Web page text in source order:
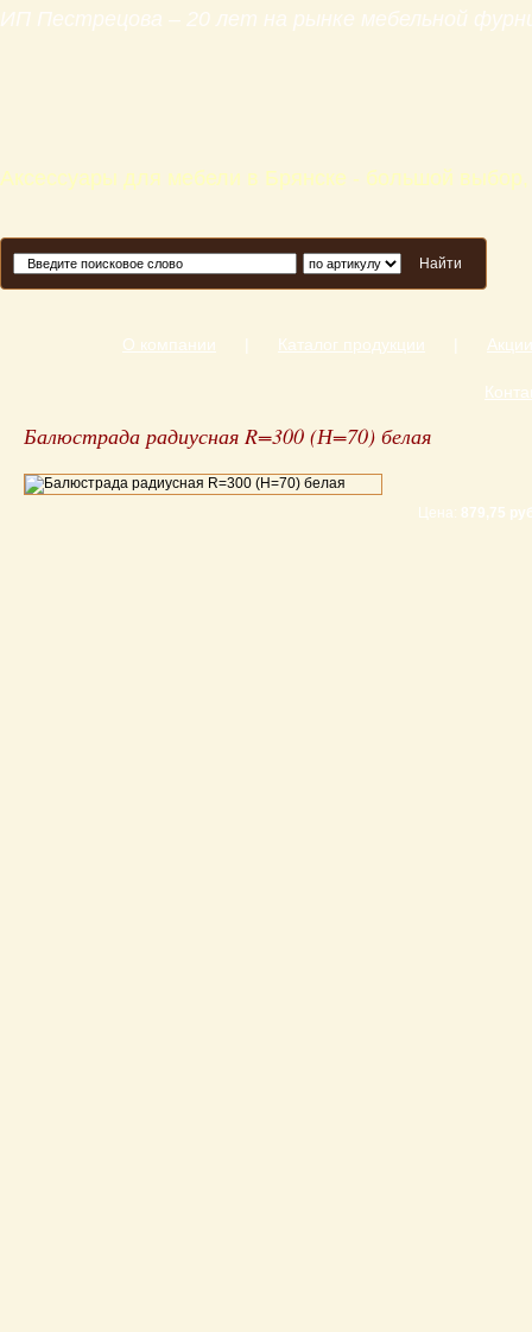
ИП Пестрецова – 20 лет на рынке мебельной
Аксессуары для мебели в Брянске - большой
Найти
О компании Каталог продукции
Балюстрада радиусная R=300 (Н=70) белая
Цена: 879,75